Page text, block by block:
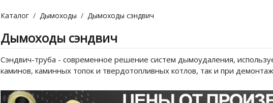
Каталог / Дымоходы / Дымоходы сэндвич
Дымоходы сэндвич
Сэндвич-труба - современное решение систем дымоудаления,
каминов, каминных топок и твердотопливных котлов, так и при